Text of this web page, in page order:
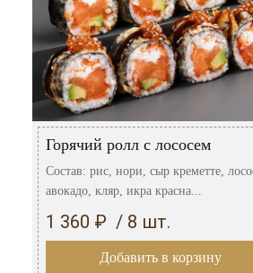
Горячий ролл с лососем
Состав: рис, нори, сыр креметте,
авокадо, кляр, икра красна...
1 360 ₽ / 8 шт.
Добавить в корзину